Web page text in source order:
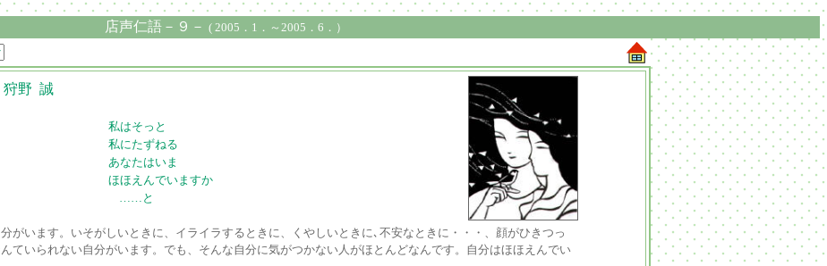
店声仁語－９－ ( 2005．1．～2005．6．）
野 誠
私はそっと
私にたずねる
あなたはいま
ほほえんでいますか
……と
がいます。いそがしいときに、イライラするときに、くやしいときに､不安なときに・・・、顔がひきつっ
ていられない自分がいます。でも、そんな自分に気がつかない人がほとんどなんです。自分はほほえんでい